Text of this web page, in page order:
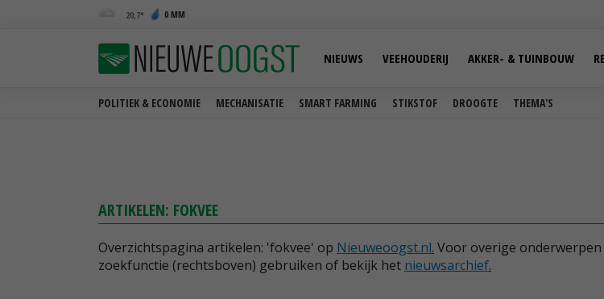
20,7 0 MM
POLITIEK & ECONOMIE MECHANISATIE SMART FARMING STIKSTOF DROOGTE THEMA'S
NIEUWS VEEHOUDERIJ AKKER- & TUINBOUW
ARTIKELEN: FOKVEE
Overzichtspagina artikelen: 'fokvee' op Nieuweoogst.nl. Voor overige
zoekfunctie (rechtsboven) gebruiken of bekijk het nieuwsarchief.